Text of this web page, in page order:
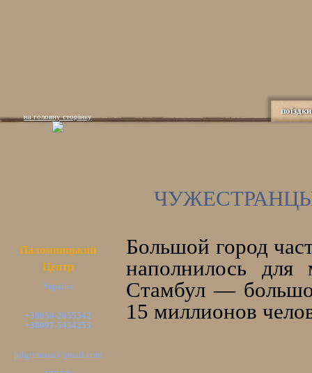
поїздки
на головну сторінку
Паломницький
Центр
Україна
+38050-2655542
+38097-5454255
pilgrimsua@gmail.com
Большой город
наполнилось
Стамбул —
15 миллионов